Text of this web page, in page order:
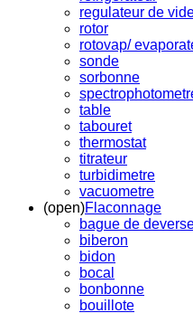
regulateur de
rotor
rotovap/
sonde
sorbonne
table
tabouret
thermostat
titrateur
turbidimetre
vacuometre
(open)Flaconnage
bague de
biberon
bidon
bocal
bonbonne
bouillote